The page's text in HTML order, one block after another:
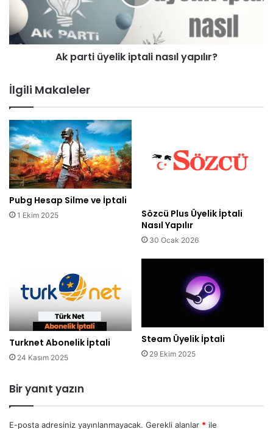
Ak parti üyelik iptali nasıl yapılır?
İlgili Makaleler
Pubg Hesap Silme ve İptali
1 Ekim 2025
Sözcü Plus Üyelik İptali
Nasıl Yapılır
30 Ocak 2026
Turknet Abonelik İptali
24 Kasım 2025
Steam Üyelik İptali
29 Ekim 2025
Bir yanıt yazın
E-posta adresiniz yayınlanmayacak. Gerekli alanlar * ile